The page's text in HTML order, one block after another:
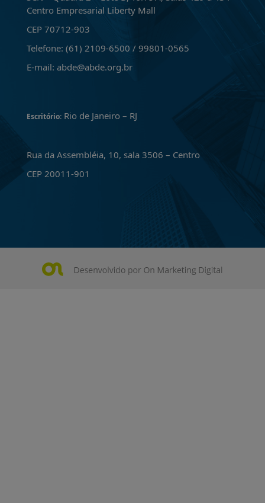
Centro Empresarial Liberty Mall
CEP 70712-903
Telefone: (61) 2109-6500 / 99801-0565
E-mail: abde@abde.org.br
Escritório:Rio de Janeiro – RJ
Rua da Assembléia, 10, sala 3506 – Centro
CEP 20011-901